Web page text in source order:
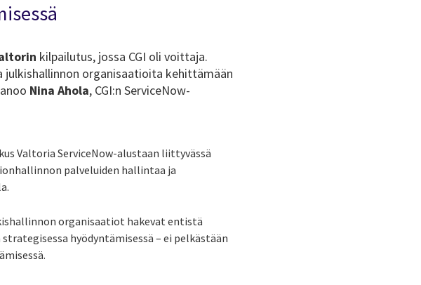
kilpailutus, jossa CGI oli voittaja.
julkishallinnon organisaatioita kehittämään
Nina Ahola, CGI:n ServiceNow-
Valtoria ServiceNow-alustaan liittyvässä
palveluiden hallintaa ja
organisaatiot hakevat entistä
hyödyntämisessä – ei pelkästään